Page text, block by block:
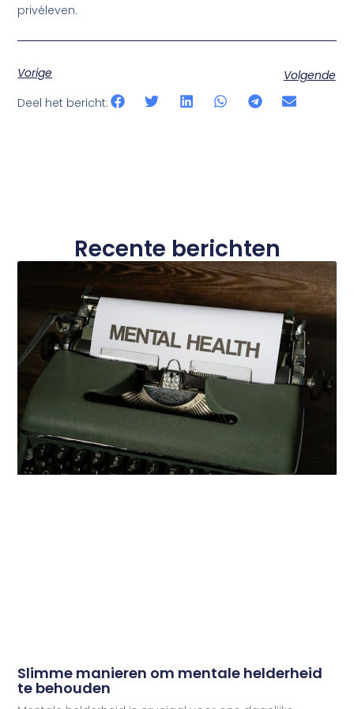
privéleven.
Vorige
Volgende
Deel het bericht:
Recente berichten
Slimme manieren om mentale helderheid
te behouden